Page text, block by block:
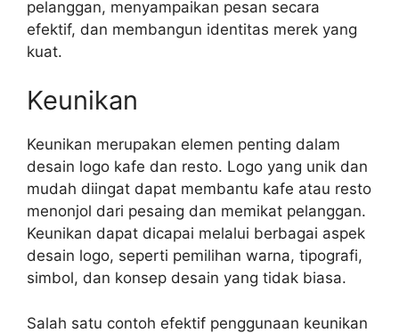
pelanggan, menyampaikan pesan secara
efektif, dan membangun identitas merek yang
kuat.
Keunikan
Keunikan merupakan elemen penting dalam
desain logo kafe dan resto. Logo yang unik dan
mudah diingat dapat membantu kafe atau resto
menonjol dari pesaing dan memikat pelanggan.
Keunikan dapat dicapai melalui berbagai aspek
desain logo, seperti pemilihan warna, tipografi,
simbol, dan konsep desain yang tidak biasa.
Salah satu contoh efektif penggunaan keunikan